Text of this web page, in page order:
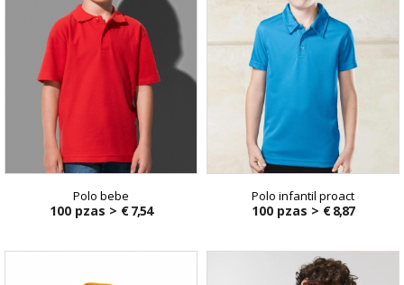
Polo bebe
100 pzas > € 7,54
Polo infantil proact
100 pzas > € 8,87